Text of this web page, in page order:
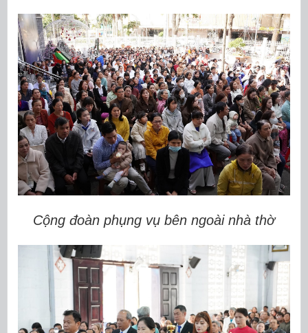
Cộng đoàn phụng vụ bên ngoài nhà thờ